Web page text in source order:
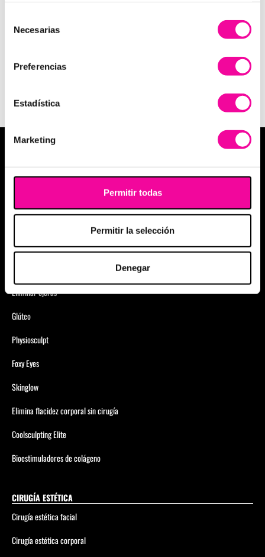
Necesarias
Preferencias
Estadística
Marketing
Permitir todas
Permitir la selección
Denegar
INFORMACIÓN
Ver Política privacidad y protección de datos
Medicina estética facial
Eliminación de arrugas
Eliminar ojeras
Glúteo
Physiosculpt
Foxy Eyes
Skinglow
Elimina flacidez corporal sin cirugía
Coolsculpting Elite
Bioestimuladores de colágeno
CIRUGÍA ESTÉTICA
Cirugía estética facial
Cirugía estética corporal